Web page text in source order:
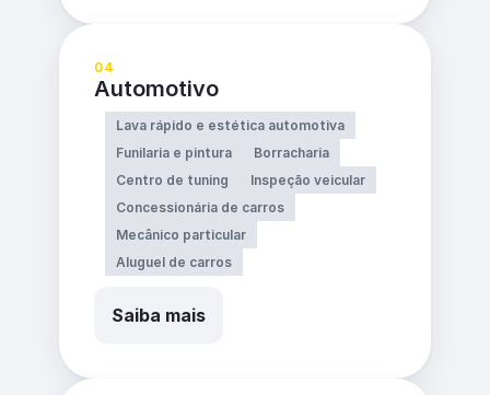
04
Automotivo
Lava rápido e estética automotiva
Funilaria e pintura
Borracharia
Centro de tuning
Inspeção veicular
Concessionária de carros
Mecânico particular
Aluguel de carros
Saiba mais